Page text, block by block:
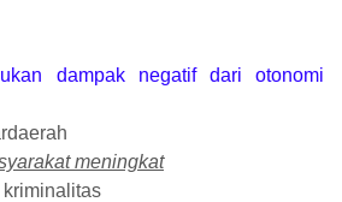
dampak negatif dari otonomi
meningkat